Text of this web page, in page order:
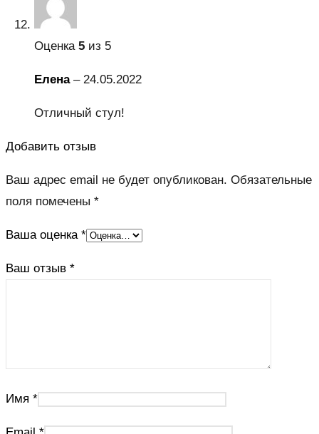
Оценка 5 из 5
Елена – 24.05.2022
Отличный стул!
Добавить отзыв
Ваш адрес email не будет опубликован. Обязательные
поля помечены *
Ваша оценка *
Ваш отзыв *
Имя *